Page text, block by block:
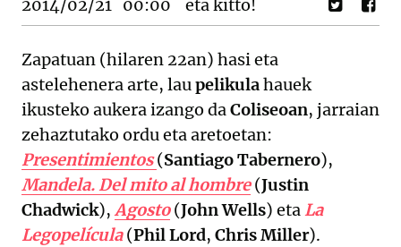
2014/02/21 00:00 eta kitto!
Zapatuan (hilaren 22an) hasi eta
astelehenera arte, laupelikulahauek
ikusteko aukera izango daColiseoan, jarraian
zehaztutako ordu eta aretoetan:
Presentimientos (Santiago Tabernero),
Mandela. Del mito al hombre(Justin
Chadwick),Agosto(John Wells) etaLa
Legopelícula (Phil Lord, Chris Miller).